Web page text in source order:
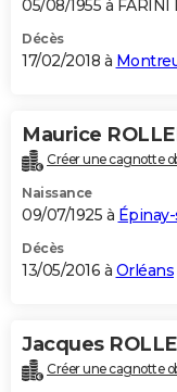
05/08/1955 à
Décès
17/02/2018 à
Maurice
Créer une cagnotte
Naissance
09/07/1925 à
Décès
13/05/2016 à Orléans
Jacques
Créer une cagnotte